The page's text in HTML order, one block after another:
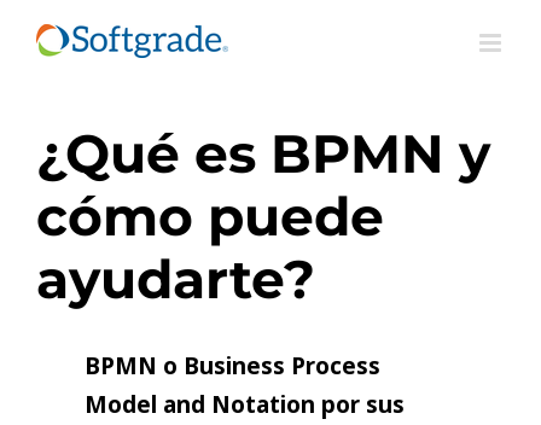
Saltar
¿Qué es BPMN y
cómo puede
ayudarte?
BPMN o Business Process
Model and Notation por sus